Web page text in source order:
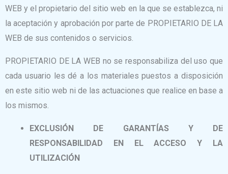
WEB y el propietario del sitio web en la que se establezca, ni
la aceptación y aprobación por parte de PROPIETARIO DE LA
WEB de sus contenidos o servicios.
PROPIETARIO DE LA WEB no se responsabiliza del uso que
cada usuario les dé a los materiales puestos a disposición
en este sitio web ni de las actuaciones que realice en base a
los mismos.
EXCLUSIÓN DE GARANTÍAS Y DE
RESPONSABILIDAD EN EL ACCESO Y LA
UTILIZACIÓN